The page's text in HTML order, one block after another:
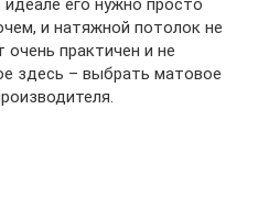
его нужно просто
и натяжной потолок не
очень практичен и не
здесь – выбрать матовое